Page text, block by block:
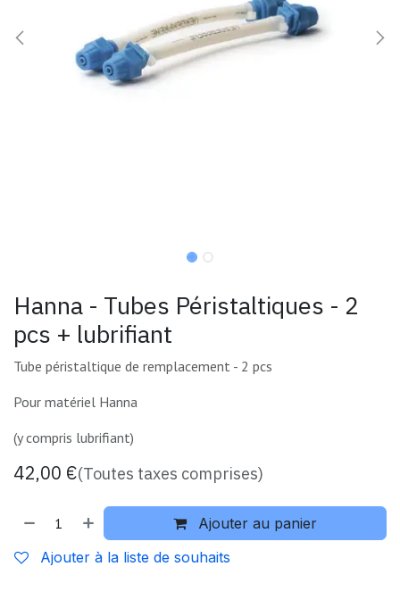
Hanna - Tubes Péristaltiques - 2
pcs + lubrifiant
Tube péristaltique de remplacement - 2 pcs
Pour matériel Hanna
(y compris lubrifiant)
42,00 €(Toutes taxes comprises)
Ajouter au panier
Ajouter à la liste de souhaits